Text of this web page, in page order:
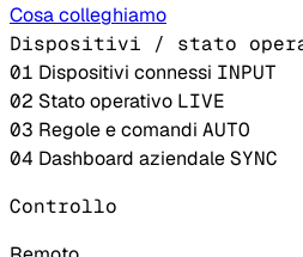
Cosa colleghiamo
Dispositivi / stato
01 Dispositivi connessi INPUT
02 Stato operativo LIVE
03 Regole e comandi AUTO
04 Dashboard aziendaleSYNC
Controllo